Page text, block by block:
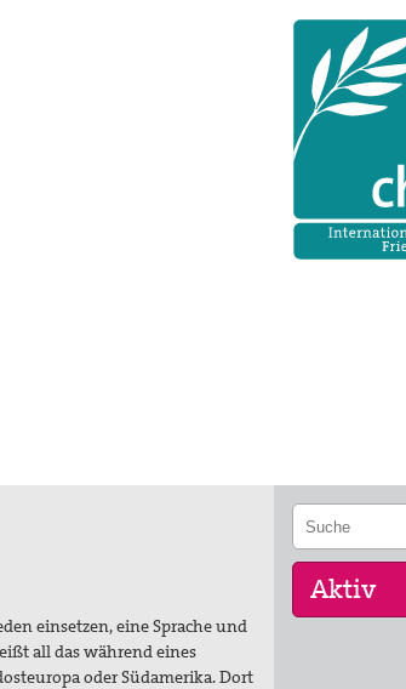
einsetzen, eine Sprache und
all das während eines
oder Südamerika. Dort